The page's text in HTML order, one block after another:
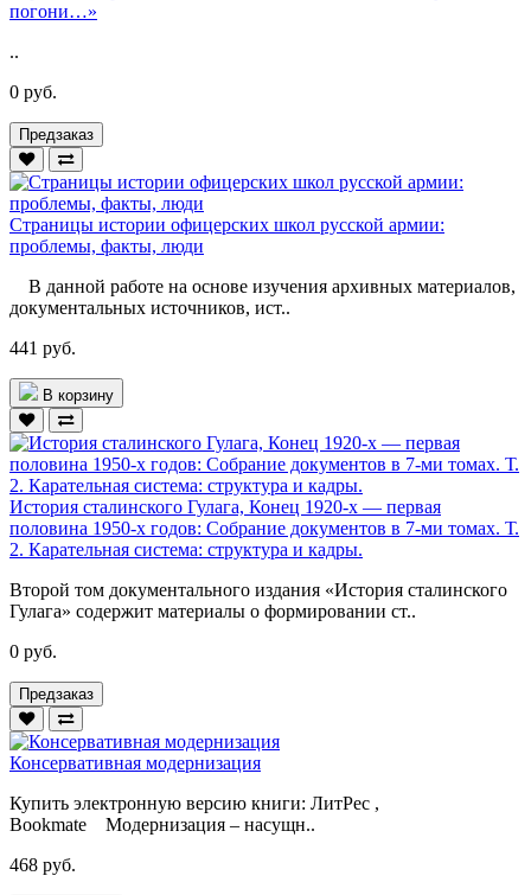
погони…»
..
0 руб.
Предзаказ
Страницы истории офицерских школ русской армии:
проблемы, факты, люди
В данной работе на основе изучения архивных материалов,
документальных источников, ист..
441 руб.
В корзину
История сталинского Гулага, Конец 1920-х — первая
половина 1950-х годов: Собрание документов в 7-ми томах. Т.
2. Карательная система: структура и кадры.
Второй том документального издания «История сталинского
Гулага» содержит материалы о формировании ст..
0 руб.
Предзаказ
Консервативная модернизация
Купить электронную версию книги: ЛитРес ,
Bookmate Модернизация – насущн..
468 руб.